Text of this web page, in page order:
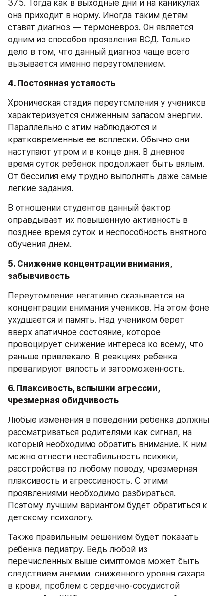
37.5. Тогда как в выходные дни и на каникулах
она приходит в норму. Иногда таким детям
ставят диагноз — термоневроз. Он является
одним из способов проявления ВСД. Только
дело в том, что данный диагноз чаще всего
вызывается именно переутомлением.
4. Постоянная усталость
Хроническая стадия переутомления у учеников
характеризуется сниженным запасом энергии.
Параллельно с этим наблюдаются и
кратковременные ее всплески. Обычно они
наступают утром и в конце дня. В дневное
время суток ребенок продолжает быть вялым.
От бессилия ему трудно выполнять даже самые
легкие задания.
В отношении студентов данный фактор
оправдывает их повышенную активность в
позднее время суток и неспособность внятного
обучения днем.
5. Снижение концентрации внимания,
забывчивость
Переутомление негативно сказывается на
концентрации внимания учеников. На этом фоне
ухудшается и память. Над учеником берет
вверх апатичное состояние, которое
провоцирует снижение интереса ко всему, что
раньше привлекало. В реакциях ребенка
превалируют вялость и заторможенность.
6. Плаксивость, вспышки агрессии,
чрезмерная обидчивость
Любые изменения в поведении ребенка должны
рассматриваться родителями как сигнал, на
который необходимо обратить внимание. К ним
можно отнести нестабильность психики,
расстройства по любому поводу, чрезмерная
плаксивость и агрессивность. С этими
проявлениями необходимо разбираться.
Поэтому лучшим вариантом будет обратиться к
детскому психологу.
Также правильным решением будет показать
ребенка педиатру. Ведь любой из
перечисленных выше симптомов может быть
следствием анемии, сниженного уровня сахара
в крови, проблем с сердечно-сосудистой